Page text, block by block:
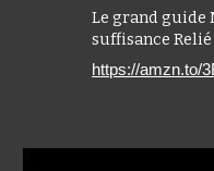
Le grand guide
suffisance
https://amzn.to/